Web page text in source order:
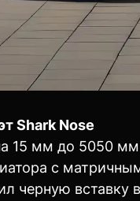
Shark Nose
15 мм до 5050
с
черную